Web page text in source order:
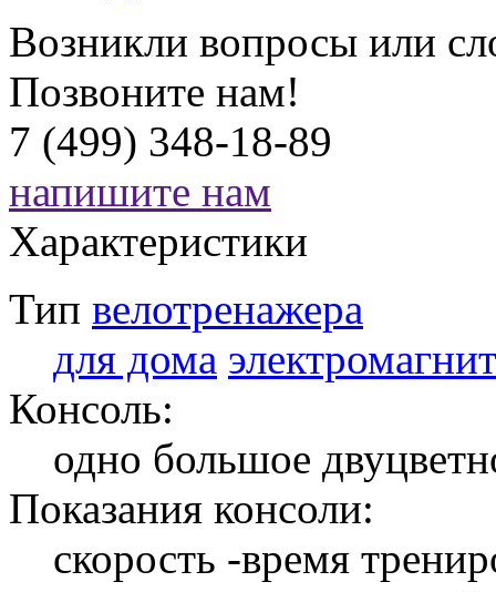
Возникли вопросы или
Позвоните нам!
7 (499) 348-18-89
напишите нам
Характеристики
Тип велотренажера
для дома
Консоль:
одно большое
Показания консоли:
скорость -время